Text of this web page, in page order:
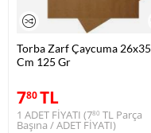
Torba Zarf Çaycuma 26x35
Cm 125 Gr
780TL
1 ADET FİYATI (780 TL Parça
Başına / ADET FİYATI)